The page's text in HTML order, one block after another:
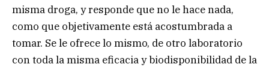
misma droga, y responde que no le hace nada,
como que objetivamente está acostumbrada a
tomar. Se le ofrece lo mismo, de otro laboratorio
con toda la misma eficacia y biodisponibilidad de la